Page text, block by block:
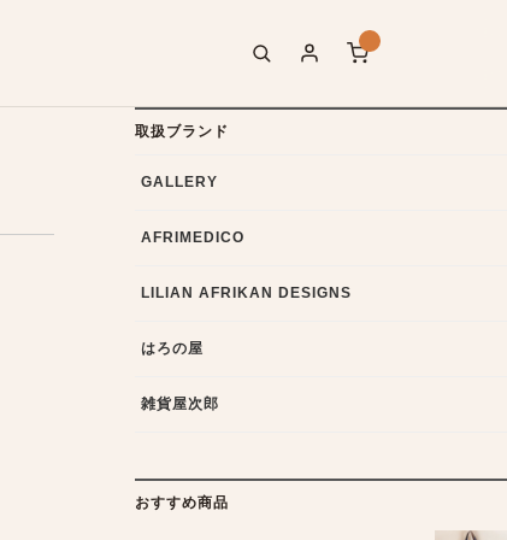
取扱ブランド
GALLERY
AFRIMEDICO
LILIAN AFRIKAN DESIGNS
はろの屋
雑貨屋次郎
おすすめ商品